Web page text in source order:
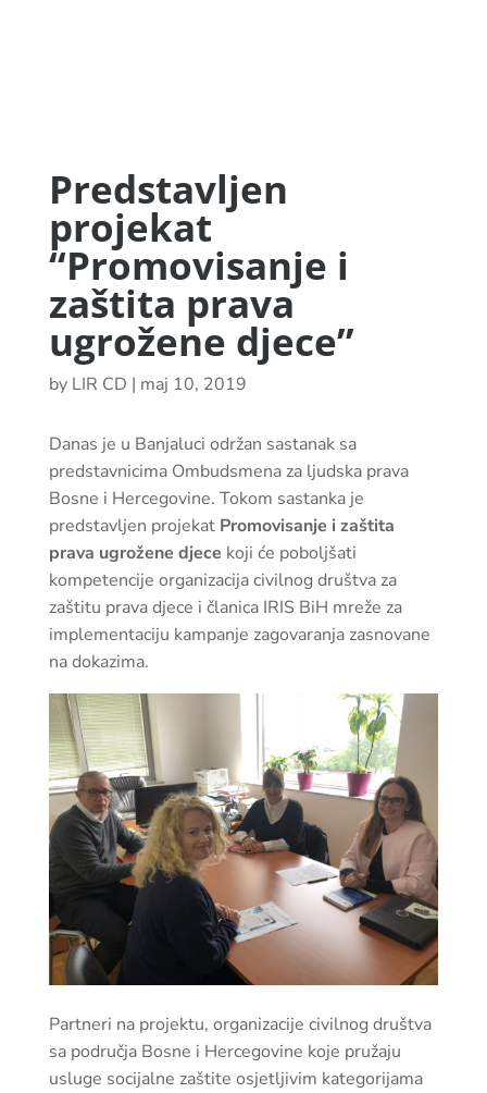
Predstavljen
projekat
“Promovisanje i
zaštita prava
ugrožene djece”
by LIR CD | maj 10, 2019
Danas je u Banjaluci održan sastanak sa
predstavnicima Ombudsmena za ljudska prava
Bosne i Hercegovine. Tokom sastanka je
predstavljen projekat Promovisanje i zaštita
prava ugrožene djece koji će poboljšati
kompetencije organizacija civilnog društva za
zaštitu prava djece i članica IRIS BiH mreže za
implementaciju kampanje zagovaranja zasnovane
na dokazima.
Partneri na projektu, organizacije civilnog društva
sa područja Bosne i Hercegovine koje pružaju
usluge socijalne zaštite osjetljivim kategorijama